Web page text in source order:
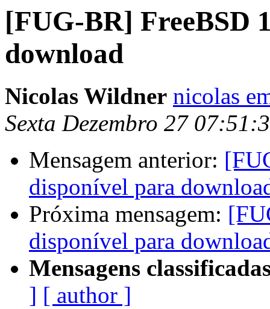
[FUG-BR] FreeBSD
download
Nicolas Wildner nicolas
Sexta Dezembro 27
Mensagem anterior:
disponível para
Próxima mensagem:
disponível para
Mensagens
] [ author ]